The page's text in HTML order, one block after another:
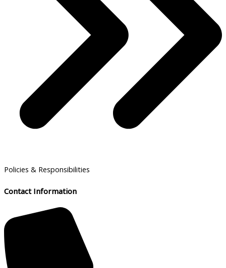
Policies & Responsibilities
Contact Information